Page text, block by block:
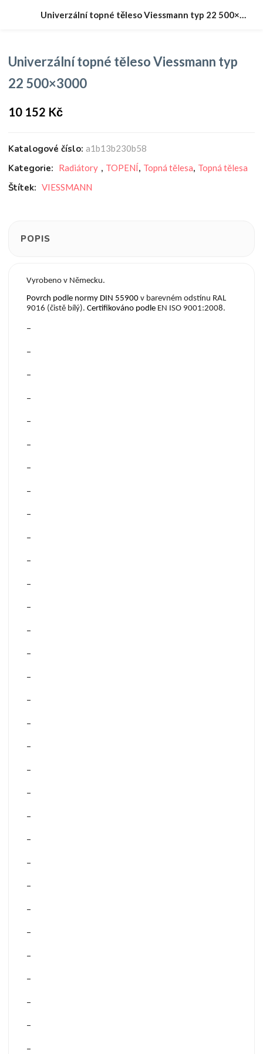
Univerzální topné těleso Viessmann typ 22 500×3000
Univerzální topné těleso Viessmann typ
22 500×3000
10 152 Kč
Katalogové číslo:a1b13b230b58
Kategorie: Radiátory , TOPENÍ, Topná tělesa, Topná tělesa
Štítek: VIESSMANN
POPIS
Vyrobeno v Německu.
Povrch podle normy DIN 55900v barevném odstínu RAL
9016 (čistě bílý).Certifikováno podle EN ISO 9001:2008.
–
–
–
–
–
–
–
–
–
–
–
–
–
–
–
–
–
–
–
–
–
–
–
–
–
–
–
–
–
–
–
–